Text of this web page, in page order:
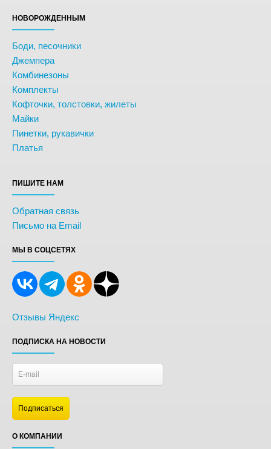
НОВОРОЖДЕННЫМ
Боди, песочники
Джемпера
Комбинезоны
Комплекты
Кофточки, толстовки, жилеты
Майки
Пинетки, рукавички
Платья
ПИШИТЕ НАМ
Обратная связь
Письмо на Email
МЫ В СОЦСЕТЯХ
Отзывы Яндекс
ПОДПИСКА НА НОВОСТИ
О КОМПАНИИ